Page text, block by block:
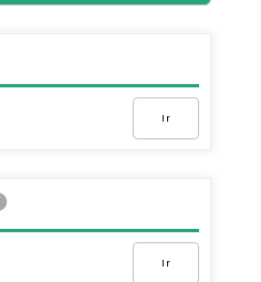
Ir
Ir